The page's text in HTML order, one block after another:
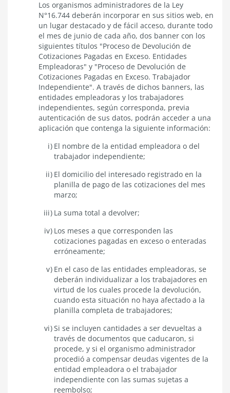
Los organismos administradores de la Ley
N°16.744 deberán incorporar en sus sitios web, en
un lugar destacado y de fácil acceso, durante todo
el mes de junio de cada año, dos banner con los
siguientes títulos "Proceso de Devolución de
Cotizaciones Pagadas en Exceso. Entidades
Empleadoras" y "Proceso de Devolución de
Cotizaciones Pagadas en Exceso. Trabajador
Independiente". A través de dichos banners, las
entidades empleadoras y los trabajadores
independientes, según corresponda, previa
autenticación de sus datos, podrán acceder a una
aplicación que contenga la siguiente información:
El nombre de la entidad empleadora o del
trabajador independiente;
El domicilio del interesado registrado en la
planilla de pago de las cotizaciones del mes
marzo;
La suma total a devolver;
Los meses a que corresponden las
cotizaciones pagadas en exceso o enteradas
erróneamente;
En el caso de las entidades empleadoras, se
deberán individualizar a los trabajadores en
virtud de los cuales procede la devolución,
cuando esta situación no haya afectado a la
planilla completa de trabajadores;
Si se incluyen cantidades a ser devueltas a
través de documentos que caducaron, si
procede, y si el organismo administrador
procedió a compensar deudas vigentes de la
entidad empleadora o el trabajador
independiente con las sumas sujetas a
reembolso;